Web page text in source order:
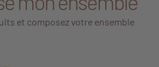
et composez votre ensemble